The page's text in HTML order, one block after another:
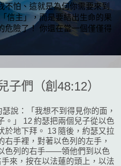
不怕、這就是為何你需要來到
信主」，而是要結出生命的果
危險了！ 你還在當一個僅僅得
子們（創48:12）
說：「我想不到得見你的面，
。」 12 約瑟把兩個兒子從以色
於地下拜。 13 隨後，約瑟又拉
手裡，對著以色列的左手，
色列的右手——領他們到以色
來，按在以法蓮的頭上，以法